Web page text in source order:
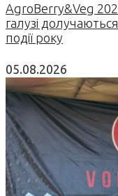
AgroBerry&Veg
галузі
події року
05.08.2026